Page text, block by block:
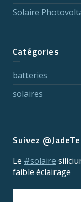
Solaire
Catégories
batteries
solaires
Suivez
Le #solaire
faible éclairage